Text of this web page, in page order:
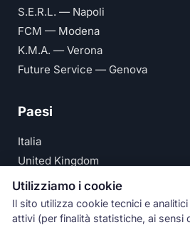
S.E.R.L. — Napoli
FCM — Modena
K.M.A. — Verona
Future Service — Genova
Paesi
Italia
United Kingdom
Deutschland
España
Utilizziamo i cookie
Il sito utilizza cookie tecnici e
attivi (per finalità statistiche, ai sensi